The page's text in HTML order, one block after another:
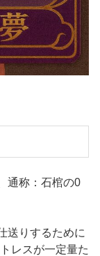
通称：石棺の0
送りするために
レスが一定量た